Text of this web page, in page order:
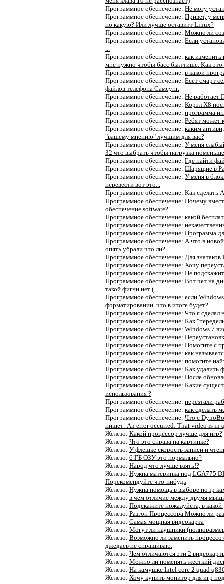
Программное обеспечение: Не могу
Программное обеспечение: Привет, у
но какую? Или лучше оставитт Linux?
Программное обеспечение: Можно ли
Программное обеспечение: Если
...
Программное обеспечение: как
мне нужно чтобы басс был тише. Как это
Программное обеспечение: в какои
Программное обеспечение: Есет смарт
файлов телефона Самсунг.
Программное обеспечение: Не работает
Программное обеспечение: Корэл Х8
Программное обеспечение: программа
Программное обеспечение: Ребят может
Программное обеспечение: каким
"вашему мнению" лучшим для вас?
Программное обеспечение: У меня
32 что выбрать чтобы нагрузка
Программное обеспечение: Где найти
Программное обеспечение: Шарящие в
Программное обеспечение: У меня в
перевести вот это...
Программное обеспечение: Как сделать
Программное обеспечение: Почему
обеспечение software?
Программное обеспечение: какой
Программное обеспечение:
Программное обеспечение: Программа
Программное обеспечение: А что в
опять убрали что ли?
Программное обеспечение: Для знатаков
Программное обеспечение: Хочу
Программное обеспечение: Не
Программное обеспечение: Вот чет на
такой фигни нет (
Программное обеспечение: если
форматировании .что в итоге будет?
Программное обеспечение: Что я сделал
Программное обеспечение: Как
Программное обеспечение: Windows 7
Программное обеспечение:
Программное обеспечение: Помогите с
Программное обеспечение: как
Программное обеспечение: помогите
Программное обеспечение: Как удалить
Программное обеспечение: После
Программное обеспечение: Какие
использования ?
Программное обеспечение: переsтали
Программное обеспечение: как сделать
Программное обеспечение: Что с
пишет: An error occurred: That video is in
Железо: Какой процессор лучше для игр?
Железо: Что это справа на картинке?
Железо: У флешке скорость записи и
Железо: 6 ГБ ОЗУ это нормально?
Железо: Народ что лучше взять!?
Железо: Нужна материнка под LGA775
Порекомендуйте что-нибудь
Железо: Нужна помощь в выборе по ip
Железо: в чем отличие между двумя
Железо: Подскажите пожалуйста, в какой
Железо: Разгон Процессора Можно ли
Железо: Самая мощная видеокарта
Железо: Могут ли наушники
Железо: Возможно ли заменить
джедаев не спрашиваю.
Железо: Чем отличаются эти 2
Железо: Можно ли поменять жесткий
Железо: На камушке Intel core 2 quad
Железо: Хочу купить монитор для игр